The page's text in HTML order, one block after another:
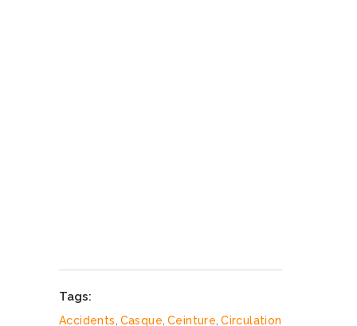
Tags:
Accidents, Casque, Ceinture, Circulation